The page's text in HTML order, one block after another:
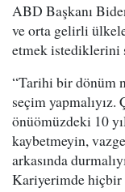
ABD Başkanı
ve orta gelirli
etmek istediklerini
“Tarihi bir dönüm
seçim yapmalıyız.
önüömüzdeki 10
kaybetmeyin,
arkasında
Kariyerimde hiçbir